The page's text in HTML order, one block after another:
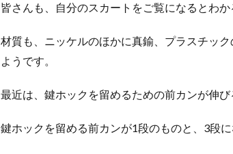
皆さんも、自分のスカートをご覧になるとわか
材質も、ニッケルのほかに真鍮、プラスチッ
ようです。
最近は、鍵ホックを留めるための前カンが伸び
鍵ホックを留める前カンが1段のものと、3段